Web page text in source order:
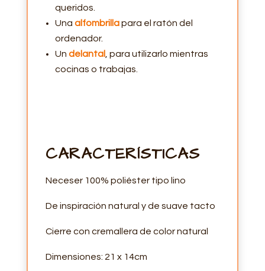
queridos.
Una alfombrilla para el ratón del
ordenador.
Un delantal, para utilizarlo mientras
cocinas o trabajas.
CARACTERÍSTICAS
Neceser 100% poliéster tipo lino
De inspiración natural y de suave tacto
Cierre con cremallera de color natural
Dimensiones: 21 x 14cm